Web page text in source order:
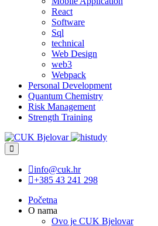
React
Software
Sql
technical
Web Design
web3
Webpack
Personal Development
Quantum Chemistry
Risk Management
Strength Training
info@cuk.hr
+385 43 241 298
Početna
O nama
Ovo je CUK Bjelovar